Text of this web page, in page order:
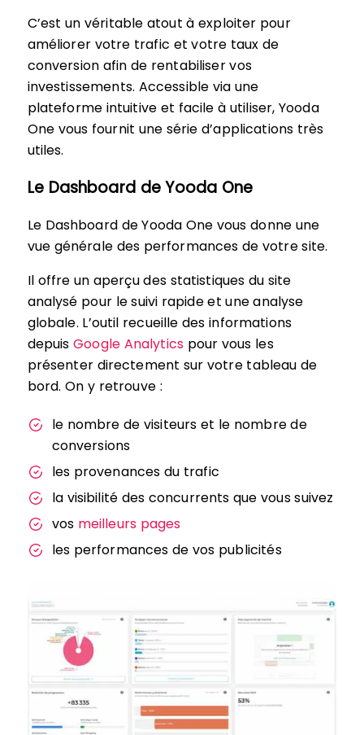
C’est un véritable atout à exploiter pour
améliorer votre trafic et votre taux de
conversion afin de rentabiliser vos
investissements. Accessible via une
plateforme intuitive et facile à utiliser, Yooda
One vous fournit une série d’applications très
utiles.
Le Dashboard de Yooda One
Le Dashboard de Yooda One vous donne une
vue générale des performances de votre site.
Il offre un aperçu des statistiques du site
analysé pour le suivi rapide et une analyse
globale. L’outil recueille des informations
depuisGoogle Analytics pour vous les
présenter directement sur votre tableau de
bord. On y retrouve :
le nombre de visiteurs et le nombre de
conversions
les provenances du trafic
la visibilité des concurrents que vous suivez
vos meilleurs pages
les performances de vos publicités